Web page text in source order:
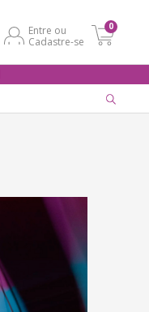
Entre ou
Cadastre-se
0